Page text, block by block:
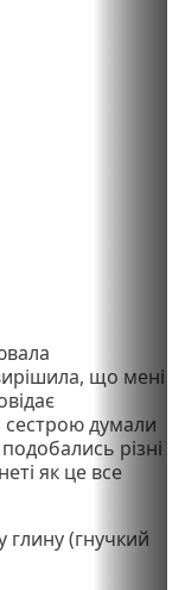
що мені
сестрою думали
різні
як це все
глину (гнучкий